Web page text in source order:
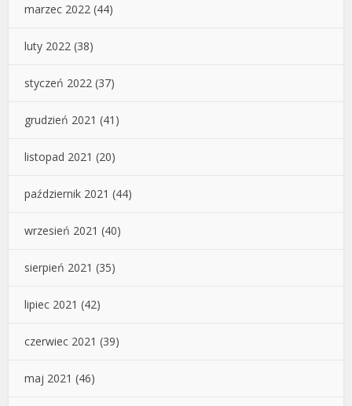
marzec 2022 (44)
luty 2022 (38)
styczeń 2022 (37)
grudzień 2021 (41)
listopad 2021 (20)
październik 2021 (44)
wrzesień 2021 (40)
sierpień 2021 (35)
lipiec 2021 (42)
czerwiec 2021 (39)
maj 2021 (46)